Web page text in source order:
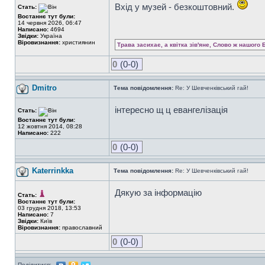
Стать:
Востаннє тут були:
14 червня 2026, 06:47
Написано: 4694
Звідки: Україна
Віровизнання: християнин
Вхід у музей - безкоштовний.
Трава засихає, а квітка зів'яне, Слово ж нашого
0 (0-0)
Dmitro Тема повідомлення: Re: У Шевченківський гай!
Стать:
Востаннє тут були:
12 жовтня 2014, 08:28
Написано: 222
інтересно щ ц евангелізація
0 (0-0)
Katerrinkka Тема повідомлення: Re: У Шевченківський гай!
Стать:
Востаннє тут були:
03 грудня 2018, 13:53
Написано: 7
Звідки: Київ
Віровизнання: православний
Дякую за інформацію
0 (0-0)